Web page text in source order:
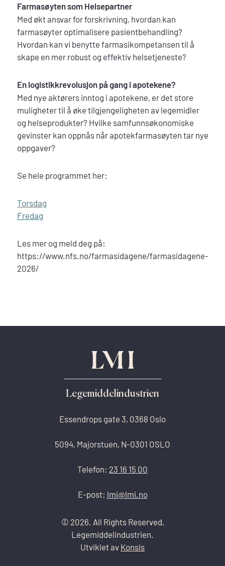
Farmasøyten som Helsepartner
Med økt ansvar for forskrivning, hvordan kan
farmasøyter optimalisere pasientbehandling?
Hvordan kan vi benytte farmasikompetansen til å
skape en mer robust og effektiv helsetjeneste?
En logistikkrevolusjon på gang i apotekene?
Med nye aktørers inntog i apotekene, er det store
muligheter til å øke tilgjengeligheten av legemidler
og helseprodukter? Hvilke samfunnsøkonomiske
gevinster kan oppnås når apotekfarmasøyten tar nye
oppgaver?
Se hele programmet her:
Torsdag
Fredag
Les mer og meld deg på:
https://www.nfs.no/farmasidagene/farmasidagene-
2026/
Legemiddelindustrien
Essendrops gate 3, 0368 Oslo
5094, Majorstuen, N-0301 OSLO
Telefon: 23 16 15 00
E-post: lmi@lmi.no
© 2026. All Rights Reserved,
Legemiddelindustrien.
Utviklet av Konsis